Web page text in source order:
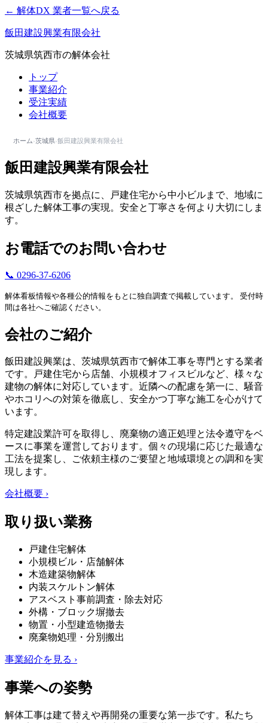
← 解体DX 業者一覧へ戻る
飯田建設興業有限会社
茨城県筑西市の解体会社
トップ
事業紹介
受注実績
会社概要
ホーム›茨城県›飯田建設興業有限会社
飯田建設興業有限会社
茨城県筑西市を拠点に、戸建住宅から中小ビルまで、地域に
根ざした解体工事の実現。安全と丁寧さを何より大切にしま
す。
お電話でのお問い合わせ
📞 0296-37-6206
解体看板情報や各種公的情報をもとに独自調査で掲載しています。 受付時
間は各社へご確認ください。
会社のご紹介
飯田建設興業は、茨城県筑西市で解体工事を専門とする業者
です。戸建住宅から店舗、小規模オフィスビルなど、様々な
建物の解体に対応しています。近隣への配慮を第一に、騒音
やホコリへの対策を徹底し、安全かつ丁寧な施工を心がけて
います。
特定建設業許可を取得し、廃棄物の適正処理と法令遵守をベ
ースに事業を運営しております。個々の現場に応じた最適な
工法を提案し、ご依頼主様のご要望と地域環境との調和を実
現します。
会社概要 ›
取り扱い業務
戸建住宅解体
小規模ビル・店舗解体
木造建築物解体
内装スケルトン解体
アスベスト事前調査・除去対応
外構・ブロック塀撤去
物置・小型建造物撤去
廃棄物処理・分別搬出
事業紹介を見る ›
事業への姿勢
解体工事は建て替えや再開発の重要な第一歩です。私たち